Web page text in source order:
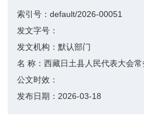
索引号：default/2026-00051
发文字号：
发文机构：默认部门
名 称：西藏日土县人民代表大会
公文时效：
发布日期： 2026-03-18